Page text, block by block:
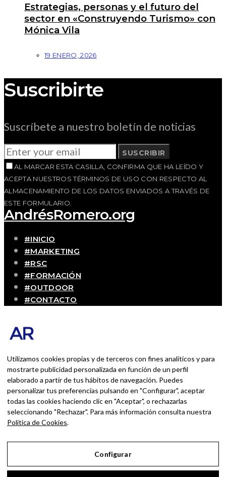
Estrategias, personas y el futuro del
sector en «Construyendo Turismo» con
Mónica Vila
19 ENERO, 2026
Suscribirte
Suscríbete a nuestro boletín de noticias
SUSCRIBIR
AL MARCAR ESTA CASILLA, CONFIRMA QUE HA LEÍDO Y
ACEPTA NUESTROS TÉRMINOS DE USO CON RESPECTO AL
ALMACENAMIENTO DE LOS DATOS ENVIADOS A TRAVÉS DE
ESTE FORMULARIO.
AndrésRomero.org
#INICIO
#MARKETING
#RSC
#FORMACIÓN
#OUTDOOR
#CONTACTO
Blog personal y profesional de Andrés Romero.
persona que disfruta con lo que hace cada día
BUSCAR POR:
BUSCAR
Ingresa las palabras de la búsqueda y presiona
Enter.
Utilizamos cookies propias y de terceros con fines analíticos y para
mostrarte publicidad personalizada en función de un perfil
elaborado a partir de tus hábitos de navegación. Puedes
personalizar tus preferencias pulsando en "Configurar", aceptar
todas las cookies haciendo clic en "Aceptar", o rechazarlas
seleccionando "Rechazar". Para más información consulta nuestra
Política de Cookies.
Configurar
Aviso Legal